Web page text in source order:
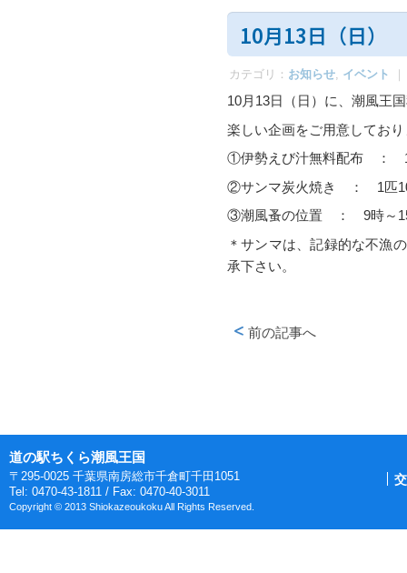
10月13日（日）
カテゴリ： お知らせ, イベント
10月13日（日）に、潮風王
楽しい企画をご用意してお
①伊勢えび汁無料配布 ：
②サンマ炭火焼き ： 1匹
③潮風蚤の位置 ： 9時～
＊サンマは、記録的な不漁
承下さい。
前の記事へ
道の駅ちくら潮風王国
〒295-0025 千葉県南房総市千倉町千田1051
Tel: 0470-43-1811 / Fax: 0470-40-3011
Copyright © 2013 Shiokazeoukoku All Rights Reserved.